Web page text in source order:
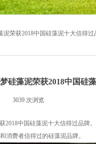
泥荣获2018中国硅藻泥十大信得过
硅藻泥荣获2018中国硅
3039 次浏览
2018中国硅藻泥十大信得过品牌。
消费者信得过的硅藻泥品牌。